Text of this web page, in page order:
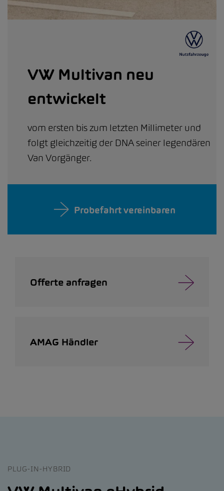
VW Multivan neu
entwickelt
vom ersten bis zum letzten Millimeter und
folgt gleichzeitig der DNA seiner legendären
Van Vorgänger.
Probefahrt vereinbaren
Offerte anfragen
AMAG Händler
PLUG-IN-HYBRID